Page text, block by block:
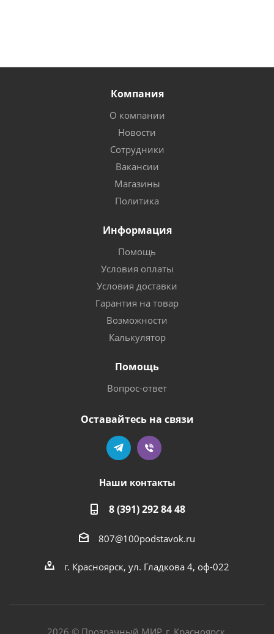
Компания
О компании
Новости
Сотрудники
Вакансии
Магазины
Политика
Информация
Помощь
Условия оплаты
Условия доставки
Гарантия на товар
Возможности
Калькулятор
Помощь
Вопрос-ответ
Оставайтесь на связи
Наши контакты
8 (391) 292 84 48
807@100podstavok.ru
г. Красноярск, ул. Гладкова 4, оф-022
2026 © Прозрачный МИР. г. Красноярск.